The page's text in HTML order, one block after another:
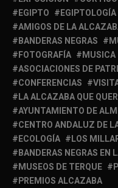
EGIPTO
EGIPTOLOGÍA
AMIGOS DE LA
BANDERAS NEGRAS
FOTOGRAFÍA
MUSICA
ASOCIACIONES DE
CONFERENCIAS
LA ALCAZABA QUE
AYUNTAMIENTO DE
CENTRO ANDALUZ DE
ECOLOGÍA
LOS
BANDERAS NEGRAS EN
MUSEOS DE TERQUE
PREMIOS ALCAZABA